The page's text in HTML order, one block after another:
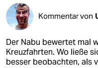
Kommentar von
Der Nabu bewertet mal
Kreuzfahrten. Wo ließe
besser beobachten, als